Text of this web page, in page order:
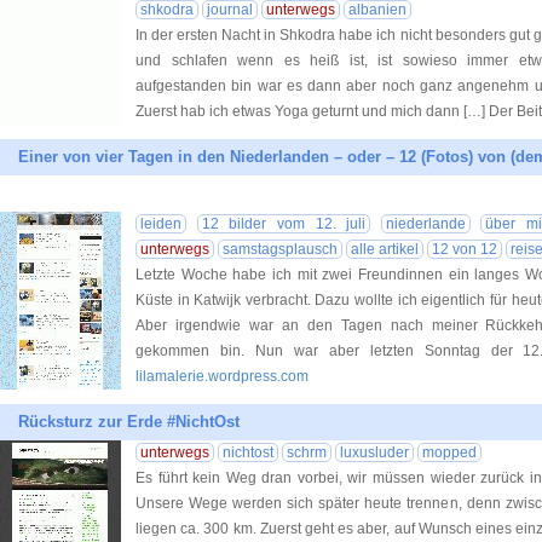
shkodra journal unterwegs
albanien
In der ersten Nacht in Shkodra habe ich nicht besonders gut
und schlafen wenn es heiß ist, ist sowieso immer
aufgestanden bin war es dann aber noch ganz angenehm
Zuerst hab ich etwas Yoga geturnt und mich dann […] Der
Einer von vier Tagen in den Niederlanden – oder – 12 (Fotos) von
leiden 12 bilder vom 12. juli niederlande
über
unterwegs
samstagsplausch alle artikel 12 von 12
Letzte Woche habe ich mit zwei Freundinnen ein langes
Küste in Katwijk verbracht. Dazu wollte ich eigentlich für
Aber irgendwie war an den Tagen nach meiner
gekommen bin. Nun war aber letzten Sonntag der
lilamalerie.wordpress.com
Rücksturz zur Erde #NichtOst
unterwegs nichtost schrm luxusluder
mopped
Es führt kein Weg dran vorbei, wir müssen wieder zurück
Unsere Wege werden sich später heute trennen, denn
liegen ca. 300 km. Zuerst geht es aber, auf Wunsch eines